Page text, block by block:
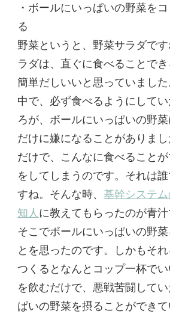
・ボールにいっぱいの野菜を
る
野菜というと、野菜サラダで
ラダは、直ぐに食べることで
簡単だしいいと思っていまし
中で、必ず食べるようにして
ろが、ボールにいっぱいの野
だけに嫌になることがありま
だけで、こんなに食べること
をしてしまうのです。それは
すね。そんな時、 基幹システ
知人に教えてもらったのが青汁
そこでボールにいっぱいの野
とを思ったのです。しかもそ
つくるとなんとコップ一杯で
を飲むだけで、悪戦苦闘して
ぱいの野菜を摂ることができて